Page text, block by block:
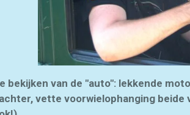
bekijken van de "auto": lekkende
vette voorwielophanging